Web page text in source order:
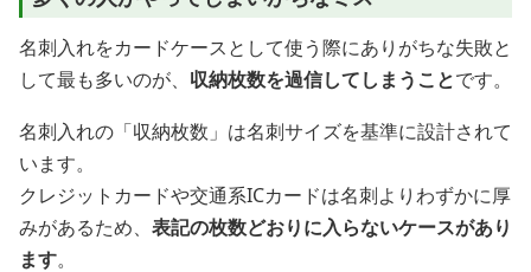
名刺入れをカードケースとして使う際にありがちな失敗と
して最も多いのが、 収納枚数を過信してしまうことです。
名刺入れの「収納枚数」は名刺サイズを基準に設計されて
います。
クレジットカードや交通系ICカードは名刺よりわずかに厚
みがあるため、 表記の枚数どおりに入らないケースがあり
ます。